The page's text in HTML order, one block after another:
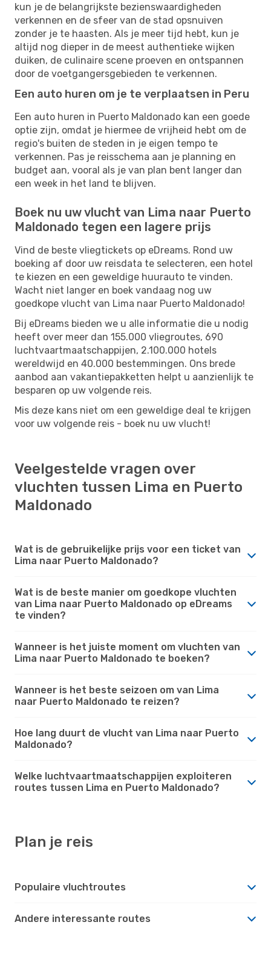
kun je de belangrijkste bezienswaardigheden
verkennen en de sfeer van de stad opsnuiven
zonder je te haasten. Als je meer tijd hebt, kun je
altijd nog dieper in de meest authentieke wijken
duiken, de culinaire scene proeven en ontspannen
door de voetgangersgebieden te verkennen.
Een auto huren om je te verplaatsen in Peru
Een auto huren in Puerto Maldonado kan een goede
optie zijn, omdat je hiermee de vrijheid hebt om de
regio's buiten de steden in je eigen tempo te
verkennen. Pas je reisschema aan je planning en
budget aan, vooral als je van plan bent langer dan
een week in het land te blijven.
Boek nu uw vlucht van Lima naar Puerto
Maldonado tegen een lagere prijs
Vind de beste vliegtickets op eDreams. Rond uw
boeking af door uw reisdata te selecteren, een hotel
te kiezen en een geweldige huurauto te vinden.
Wacht niet langer en boek vandaag nog uw
goedkope vlucht van Lima naar Puerto Maldonado!
Bij eDreams bieden we u alle informatie die u nodig
heeft over meer dan 155.000 vliegroutes, 690
luchtvaartmaatschappijen, 2.100.000 hotels
wereldwijd en 40.000 bestemmingen. Ons brede
aanbod aan vakantiepakketten helpt u aanzienlijk te
besparen op uw volgende reis.
Mis deze kans niet om een ​​geweldige deal te krijgen
voor uw volgende reis - boek nu uw vlucht!
Veelgestelde vragen over
vluchten tussen Lima en Puerto
Maldonado
Wat is de gebruikelijke prijs voor een ticket van
Lima naar Puerto Maldonado?
Wat is de beste manier om goedkope vluchten
van Lima naar Puerto Maldonado op eDreams
te vinden?
Wanneer is het juiste moment om vluchten van
Lima naar Puerto Maldonado te boeken?
Wanneer is het beste seizoen om van Lima
naar Puerto Maldonado te reizen?
Hoe lang duurt de vlucht van Lima naar Puerto
Maldonado?
Welke luchtvaartmaatschappijen exploiteren
routes tussen Lima en Puerto Maldonado?
Plan je reis
Populaire vluchtroutes
Andere interessante routes